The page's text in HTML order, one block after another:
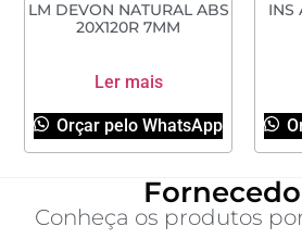
LM DEVON NATURAL ABS
20X120R 7MM
Ler mais
Orçar pelo WhatsApp
INS
Conheça os produtos